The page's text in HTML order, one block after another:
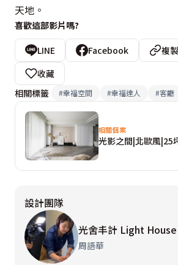
天地。
喜歡這部影片嗎?
LINE Facebook 複
收藏
相關標籤
#幸福空間 #幸福達人 #客廳
相關個案
光影之間|北歐風|25
設計團隊
光舍丰計 Light
周語華